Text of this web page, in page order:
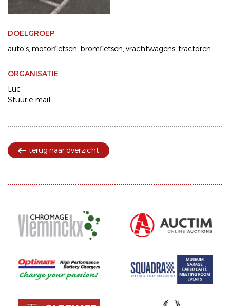
DOELGROEP
auto's motorfietsen bromfietsen vrachtwagens tractoren
ORGANISATIE
Luc
Stuur e-mail
terug naar overzicht